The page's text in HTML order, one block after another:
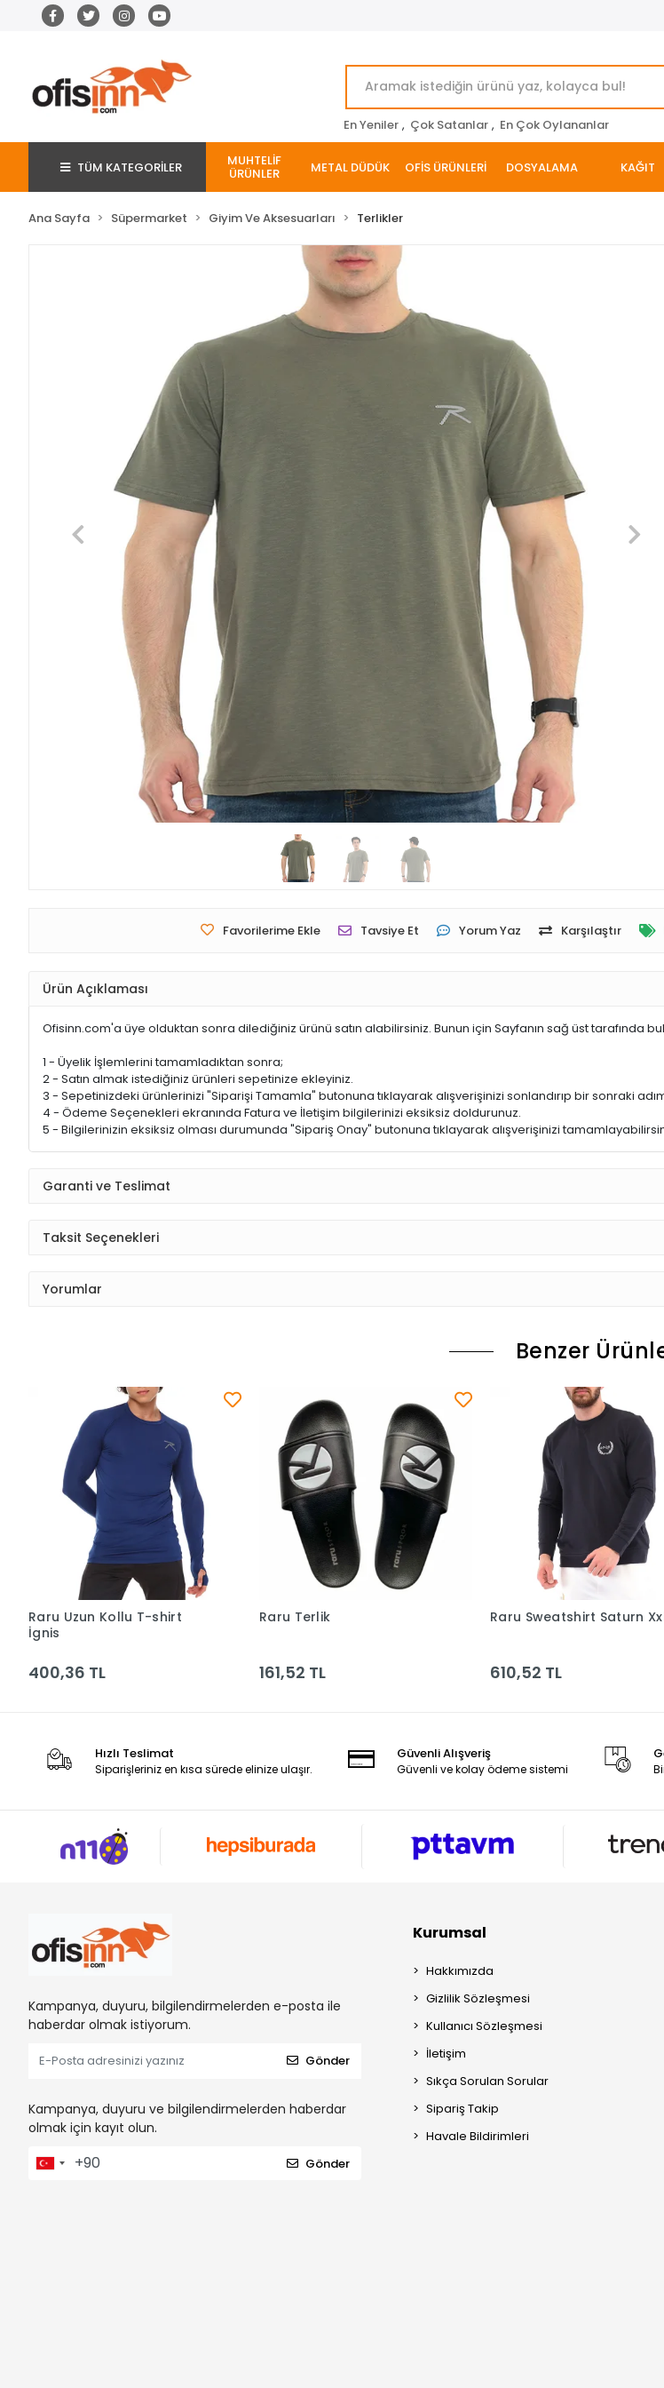
En Yeniler , Çok Satanlar , En Çok Oylananlar
TÜM KATEGORİLER MUHTELİF
ÜRÜNLER METAL DÜDÜK OFİS ÜRÜNLERİ DOSYALAMA KAĞIT
Ana Sayfa Süpermarket Giyim Ve Aksesuarları Terlikler
Favorilerime Ekle Tavsiye Et Yorum Yaz Karşılaştır
Ürün Açıklaması
Ofisinn.com'a üye olduktan sonra dilediğiniz ürünü satın alabilirsiniz. Bunun için Sayfanın sağ üst tarafında
1 - Üyelik İşlemlerini tamamladıktan sonra;
2 - Satın almak istediğiniz ürünleri sepetinize ekleyiniz.
3 - Sepetinizdeki ürünlerinizi "Siparişi Tamamla" butonuna tıklayarak alışverişinizi sonlandırıp bir sonraki
4 - Ödeme Seçenekleri ekranında Fatura ve İletişim bilgilerinizi eksiksiz doldurunuz.
5 - Bilgilerinizin eksiksiz olması durumunda "Sipariş Onay" butonuna tıklayarak alışverişinizi
Garanti ve Teslimat
Taksit Seçenekleri
Yorumlar
Benzer
Sepete Ekle
Raru Uzun Kollu T-shirt
İgnis
400,36 TL
Raru Terlik
161,52 TL
Sepete Ekle
Raru Sweatshirt Saturn
610,52 TL
Hızlı Teslimat
Siparişleriniz en kısa sürede elinize ulaşır.
Güvenli Alışveriş
Güvenli ve kolay ödeme sistemi
Kampanya, duyuru, bilgilendirmelerden e-posta ile
haberdar olmak istiyorum.
Gönder
Kampanya, duyuru ve bilgilendirmelerden haberdar
olmak için kayıt olun.
Gönder
Kurumsal
Hakkımızda
Gizlilik Sözleşmesi
Kullanıcı Sözleşmesi
İletişim
Sıkça Sorulan Sorular
Sipariş Takip
Havale Bildirimleri